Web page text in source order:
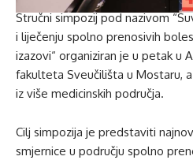
Stručni simpozij pod nazivom
i liječenju spolno prenosivih
izazovi“ organiziran je u petak u
fakulteta Sveučilišta u Mostaru,
iz više medicinskih područja.
Cilj simpozija je predstaviti
smjernice u području spolno